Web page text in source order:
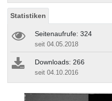
Statistiken
Seitenaufrufe: 324
seit 04.05.2018
Downloads: 266
seit 04.10.2016